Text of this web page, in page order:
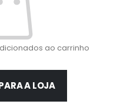
ao carrinho
A LOJA